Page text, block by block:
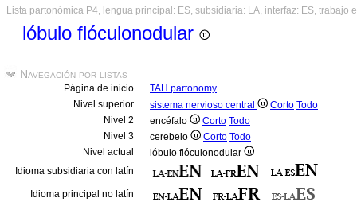
Lista partonómica P4, lengua principal: ES, subsidiaria: LA, interfaz: ES, trabajo
lóbulo flóculonodular
Navegación por listas
Página de inicio
TAH partonomy
Nivel superior
sistema nervioso central Corto Todo
Nivel 2
encéfalo Corto Todo
Nivel 3
cerebelo Corto Todo
Nivel actual
lóbulo flóculonodular
Idioma subsidiaria con latín
Idioma principal no latín